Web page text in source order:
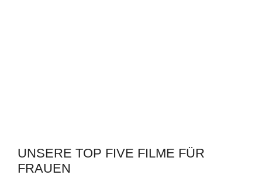
UNSERE TOP FIVE FILME FÜR
FRAUEN